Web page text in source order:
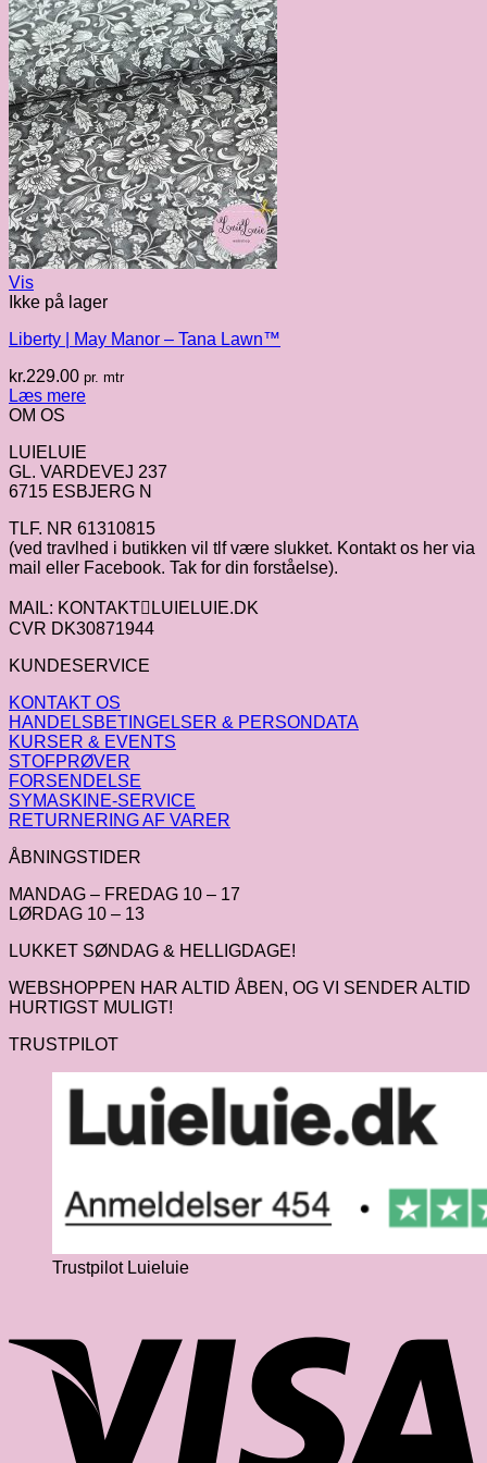
Vis
Ikke på lager
Liberty | May Manor – Tana Lawn™
kr.229.00 pr. mtr
Læs mere
OM OS
LUIELUIE
GL. VARDEVEJ 237
6715 ESBJERG N
TLF. NR 61310815
(ved travlhed i butikken vil tlf være slukket. Kontakt os her via
mail eller Facebook. Tak for din forståelse).
MAIL: KONTAKTLUIELUIE.DK
CVR DK30871944
KUNDESERVICE
KONTAKT OS
HANDELSBETINGELSER & PERSONDATA
KURSER & EVENTS
STOFPRØVER
FORSENDELSE
SYMASKINE-SERVICE
RETURNERING AF VARER
ÅBNINGSTIDER
MANDAG – FREDAG 10 – 17
LØRDAG 10 – 13
LUKKET SØNDAG & HELLIGDAGE!
WEBSHOPPEN HAR ALTID ÅBEN, OG VI SENDER ALTID
HURTIGST MULIGT!
TRUSTPILOT
Trustpilot Luieluie